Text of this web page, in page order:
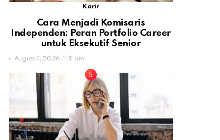
Karir
Cara Menjadi Komisaris
Independen: Peran Portfolio Career
untuk Eksekutif Senior
August 4, 2026, 1:31 am